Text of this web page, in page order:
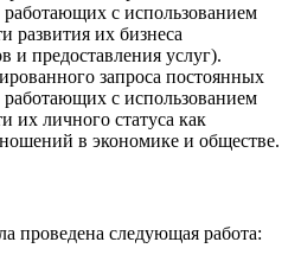
с использованием
развития их бизнеса
и предоставления услуг).
запроса постоянных
с использованием
их личного статуса как
в экономике и обществе.
проведена следующая работа: